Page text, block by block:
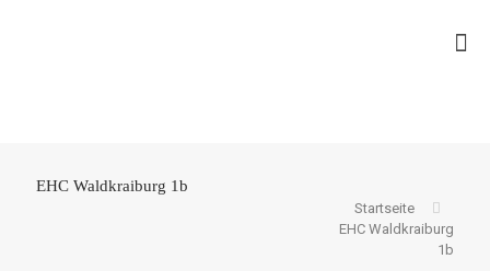
EHC Waldkraiburg 1b
Startseite
EHC Waldkraiburg
1b